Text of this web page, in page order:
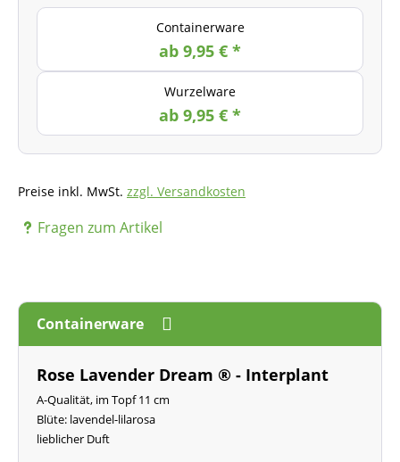
Containerware
ab 9,95 € *
Wurzelware
ab 9,95 € *
Preise inkl. MwSt. zzgl. Versandkosten
Fragen zum Artikel
Containerware
Rose Lavender Dream ® - Interplant
A-Qualität, im Topf 11 cm
Blüte: lavendel-lilarosa
lieblicher Duft